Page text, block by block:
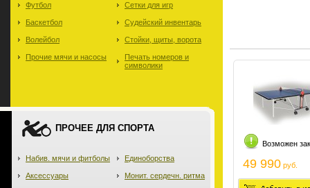
Футбол
Баскетбол
Волейбол
Прочие мячи и насосы
Сетки для игр
Судейский инвентарь
Стойки, щиты, ворота
Печать номеров и
символики
ПРОЧЕЕ ДЛЯ СПОРТА
Набив. мячи и фитболы
Аксессуары
Единоборства
Монит. сердечн. ритма
Возможен
49 990 руб.